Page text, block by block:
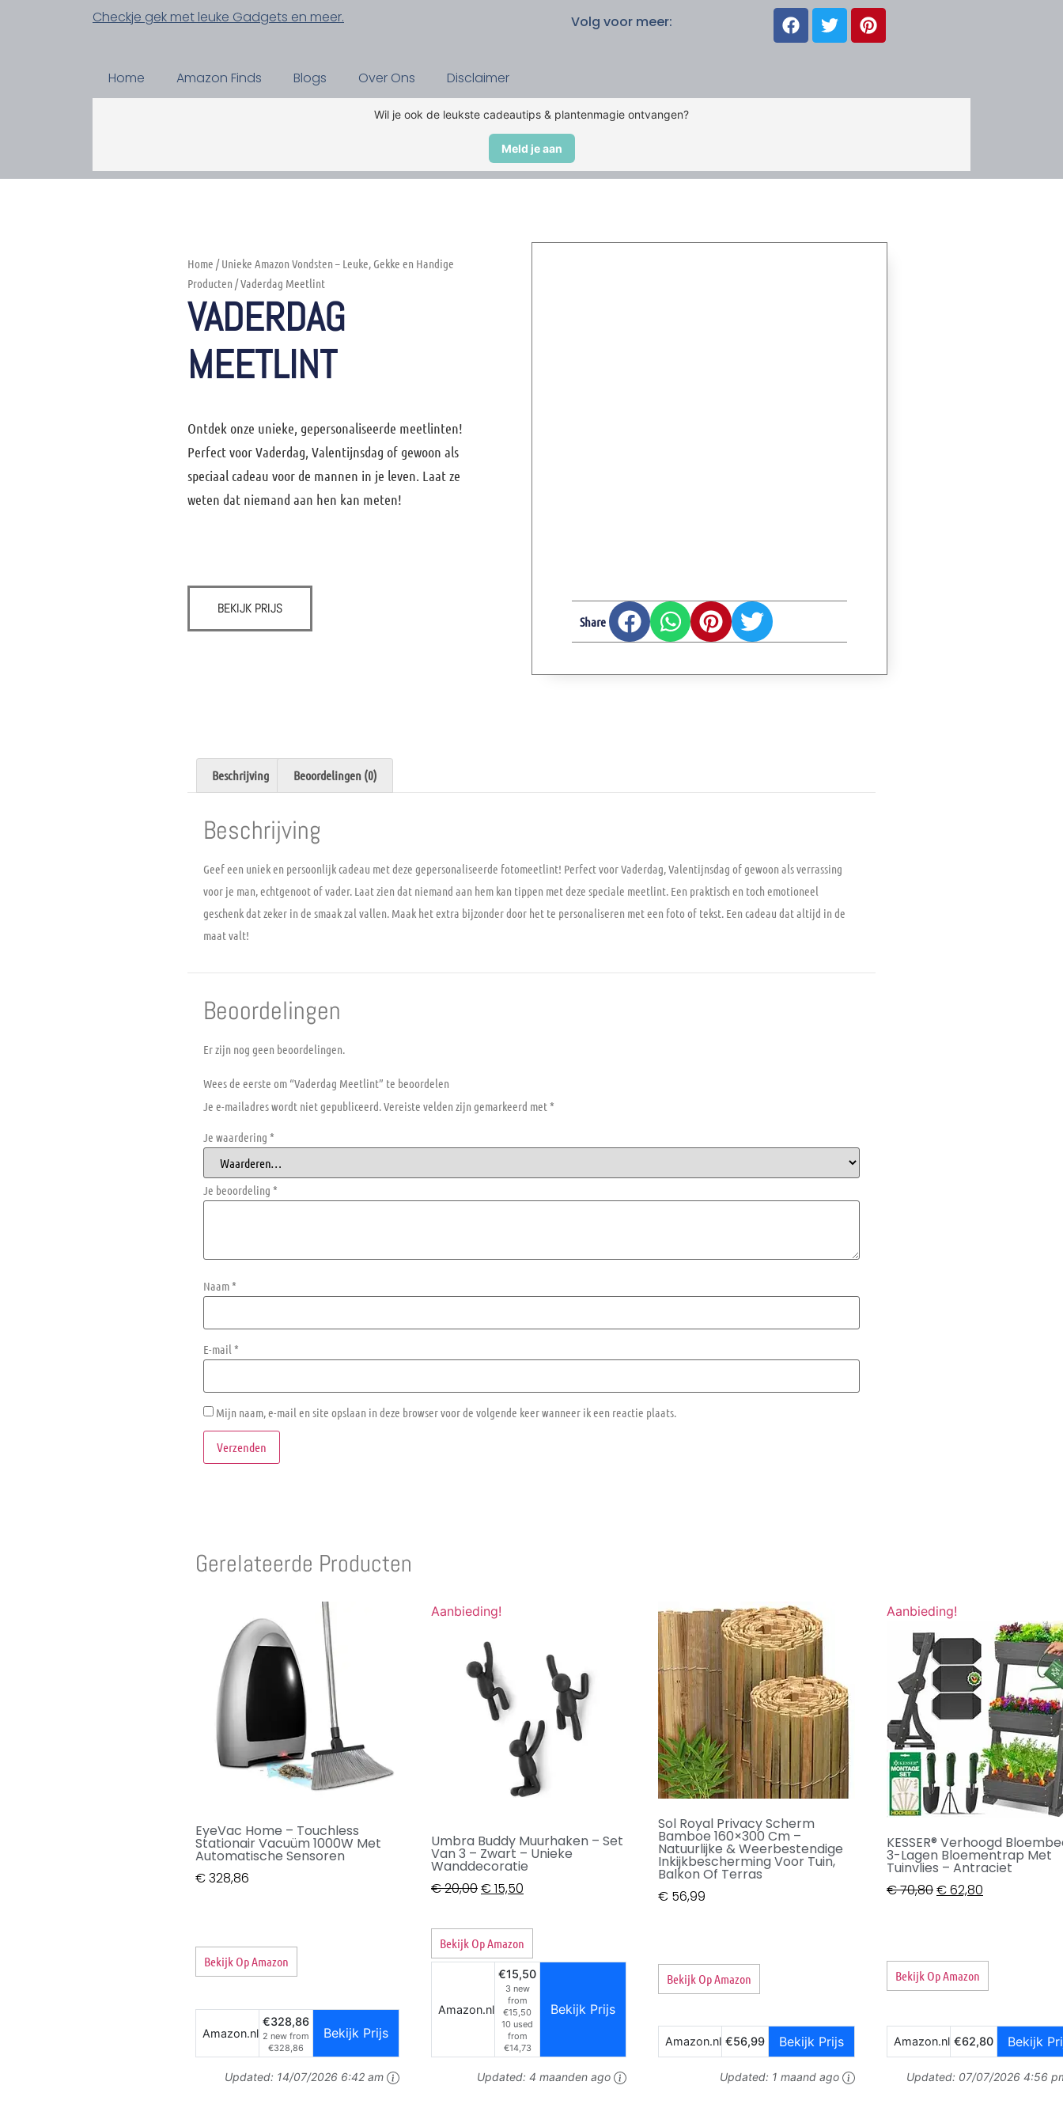
Checkje gek met leuke Gadgets en meer. Volg voor meer:
Home Amazon Finds Blogs Over Ons Disclaimer
Wil je ook de leukste cadeautips & plantenmagie ontvangen?
Meld je aan
Home /Unieke Amazon Vondsten – Leuke, Gekke en Handige
Producten / Vaderdag Meetlint
VADERDAG
MEETLINT
Ontdek onze unieke, gepersonaliseerde meetlinten!
Perfect voor Vaderdag, Valentijnsdag of gewoon als
speciaal cadeau voor de mannen in je leven. Laat ze
weten dat niemand aan hen kan meten!
BEKIJK PRIJS
Share
Beschrijving Beoordelingen (0)
Beschrijving
Geef een uniek en persoonlijk cadeau met deze gepersonaliseerde fotomeetlint! Perfect voor Vaderdag, Valentijnsdag of gewoon als verrassing
voor je man, echtgenoot of vader. Laat zien dat niemand aan hem kan tippen met deze speciale meetlint. Een praktisch en toch emotioneel
geschenk dat zeker in de smaak zal vallen. Maak het extra bijzonder door het te personaliseren met een foto of tekst. Een cadeau dat altijd in de
maat valt!
Beoordelingen
Er zijn nog geen beoordelingen.
Wees de eerste om “Vaderdag Meetlint” te beoordelen
Je e-mailadres wordt niet gepubliceerd.Vereiste velden zijn gemarkeerd met*
Je waardering *
Je beoordeling *
Naam*
E-mail *
Mijn naam, e-mail en site opslaan in deze browser voor de volgende keer wanneer ik een reactie plaats.
Gerelateerde Producten
EyeVac Home – Touchless
Stationair Vacuüm 1000W Met
Automatische Sensoren
€328,86
Bekijk Op Amazon
Amazon.nl
€328,86
2 new from
€328,86
Bekijk Prijs
Updated: 14/07/2026 6:42 am
Aanbieding!
Umbra Buddy Muurhaken – Set
Van 3 – Zwart – Unieke
Wanddecoratie
€20,00€15,50
Bekijk Op Amazon
Amazon.nl
€15,50
3 new
from
€15,50
10 used
from
€14,73
Bekijk Prijs
Updated: 4 maanden ago
Sol Royal Privacy Scherm
Bamboe 160×300 Cm –
Natuurlijke & Weerbestendige
Inkijkbescherming Voor Tuin,
Balkon Of Terras
€ 56,99
Bekijk Op Amazon
Amazon.nl €56,99 Bekijk Prijs
Updated: 1 maand ago
Aanbieding!
KESSER® Verhoogd
3-Lagen Bloementrap Met
Tuinvlies – Antraciet
€70,80€62,80
Bekijk Op Amazon
Amazon.nl €62,80 Bekijk
Updated: 07/07/2026 4:56